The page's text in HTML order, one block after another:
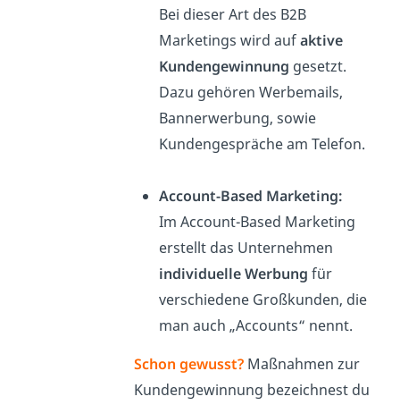
Bei dieser Art des B2B
Marketings wird aufaktive
Kundengewinnung gesetzt.
Dazu gehören Werbemails,
Bannerwerbung, sowie
Kundengespräche am Telefon.
Account-Based Marketing:
Im Account-Based Marketing
erstellt das Unternehmen
individuelle Werbung für
verschiedene Großkunden, die
man auch „Accounts“ nennt.
Schon gewusst? Maßnahmen zur
Kundengewinnung bezeichnest du